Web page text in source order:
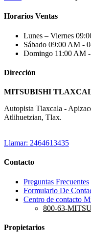
Horarios Ventas
Lunes – Viernes
Sábado 09:00 AM -
Domingo 11:00 AM
Dirección
MITSUBISHI
Autopista Tlaxcala -
Atlihuetzian, Tlax.
Llamar: 2464613435
Contacto
Preguntas Frecuentes
Formulario De
Centro de contacto
800-63-
Propietarios